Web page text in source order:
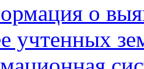
о
учтенных